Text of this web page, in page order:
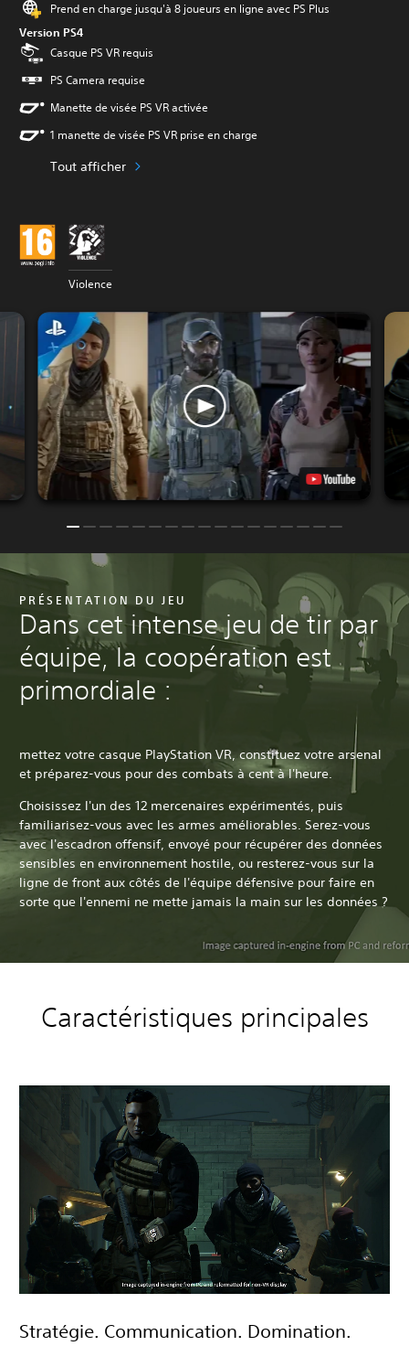
Prend en charge jusqu'à 8 joueurs en ligne avec PS Plus
Version PS4
Casque PS VR requis
PS Camera requise
Manette de visée PS VR activée
1 manette de visée PS VR prise en charge
Tout afficher
Violence
PRÉSENTATION DU JEU
Dans cet intense jeu de tir par
équipe, la coopération est
primordiale :
mettez votre casque PlayStation VR, constituez votre arsenal
et préparez-vous pour des combats à cent à l'heure.
Choisissez l'un des 12 mercenaires expérimentés, puis
familiarisez-vous avec les armes améliorables. Serez-vous
avec l'escadron offensif, envoyé pour récupérer des données
sensibles en environnement hostile, ou resterez-vous sur la
ligne de front aux côtés de l'équipe défensive pour faire en
sorte que l'ennemi ne mette jamais la main sur les données ?
Caractéristiques principales
Stratégie. Communication. Domination.